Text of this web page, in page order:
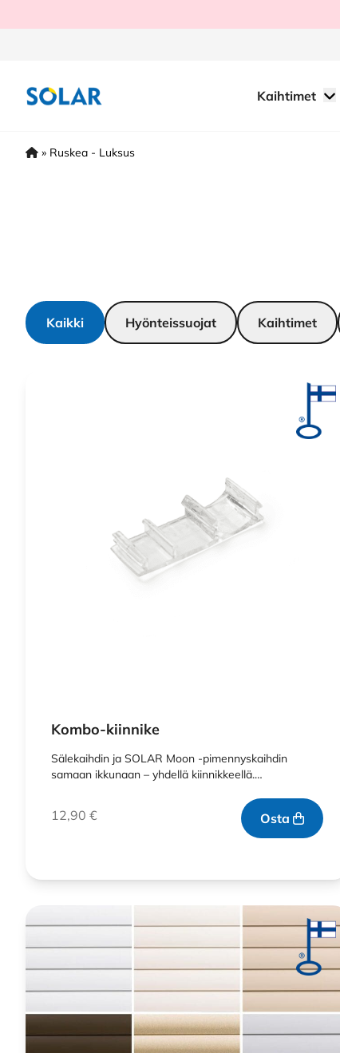
sisältöön
Kaihtimet
» Ruskea - Luksus
Kaikki Hyönteissuojat Kaihtimet
Kombo-kiinnike
Sälekaihdin ja SOLAR Moon -pimennyskaihdin
samaan ikkunaan – yhdellä kiinnikkeellä.…
12,90 € Osta